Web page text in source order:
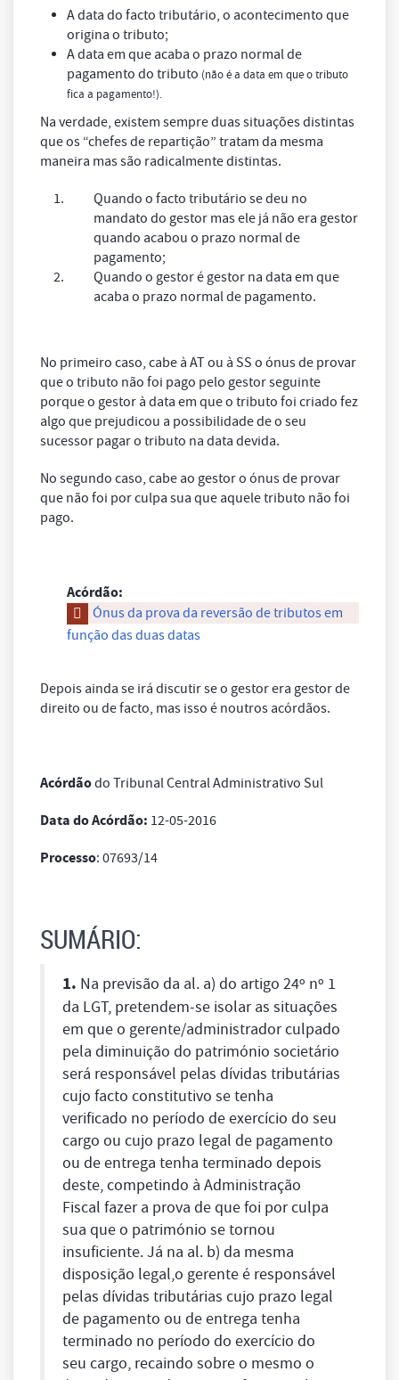
A data do facto tributário, o acontecimento que
origina o tributo;
A data em que acaba o prazo normal de
pagamento do tributo (não é a data em que o tributo
fica a pagamento!).
Na verdade, existem sempre duas situações distintas
que os “chefes de repartição” tratam da mesma
maneira mas são radicalmente distintas.
Quando o facto tributário se deu no
mandato do gestor mas ele já não era gestor
quando acabou o prazo normal de
pagamento;
Quando o gestor é gestor na data em que
acaba o prazo normal de pagamento.
No primeiro caso, cabe à AT ou à SS o ónus de provar
que o tributo não foi pago pelo gestor seguinte
porque o gestor à data em que o tributo foi criado fez
algo que prejudicou a possibilidade de o seu
sucessor pagar o tributo na data devida.
No segundo caso, cabe ao gestor o ónus de provar
que não foi por culpa sua que aquele tributo não foi
pago.
Acórdão:
Ónus da prova da reversão de tributos em
função das duas datas
Depois ainda se irá discutir se o gestor era gestor de
direito ou de facto, mas isso é noutros acórdãos.
Acórdãodo Tribunal Central Administrativo Sul
Data do Acórdão: 12-05-2016
Processo: 07693/14
SUMÁRIO:
1. Na previsão da al. a) do artigo 24º nº 1
da LGT, pretendem-se isolar as situações
em que o gerente/administrador culpado
pela diminuição do património societário
será responsável pelas dívidas tributárias
cujo facto constitutivo se tenha
verificado no período de exercício do seu
cargo ou cujo prazo legal de pagamento
ou de entrega tenha terminado depois
deste, competindo à Administração
Fiscal fazer a prova de que foi por culpa
sua que o património se tornou
insuficiente. Já na al. b) da mesma
disposição legal,o gerente é responsável
pelas dívidas tributárias cujo prazo legal
de pagamento ou de entrega tenha
terminado no período do exercício do
seu cargo, recaindo sobre o mesmo o